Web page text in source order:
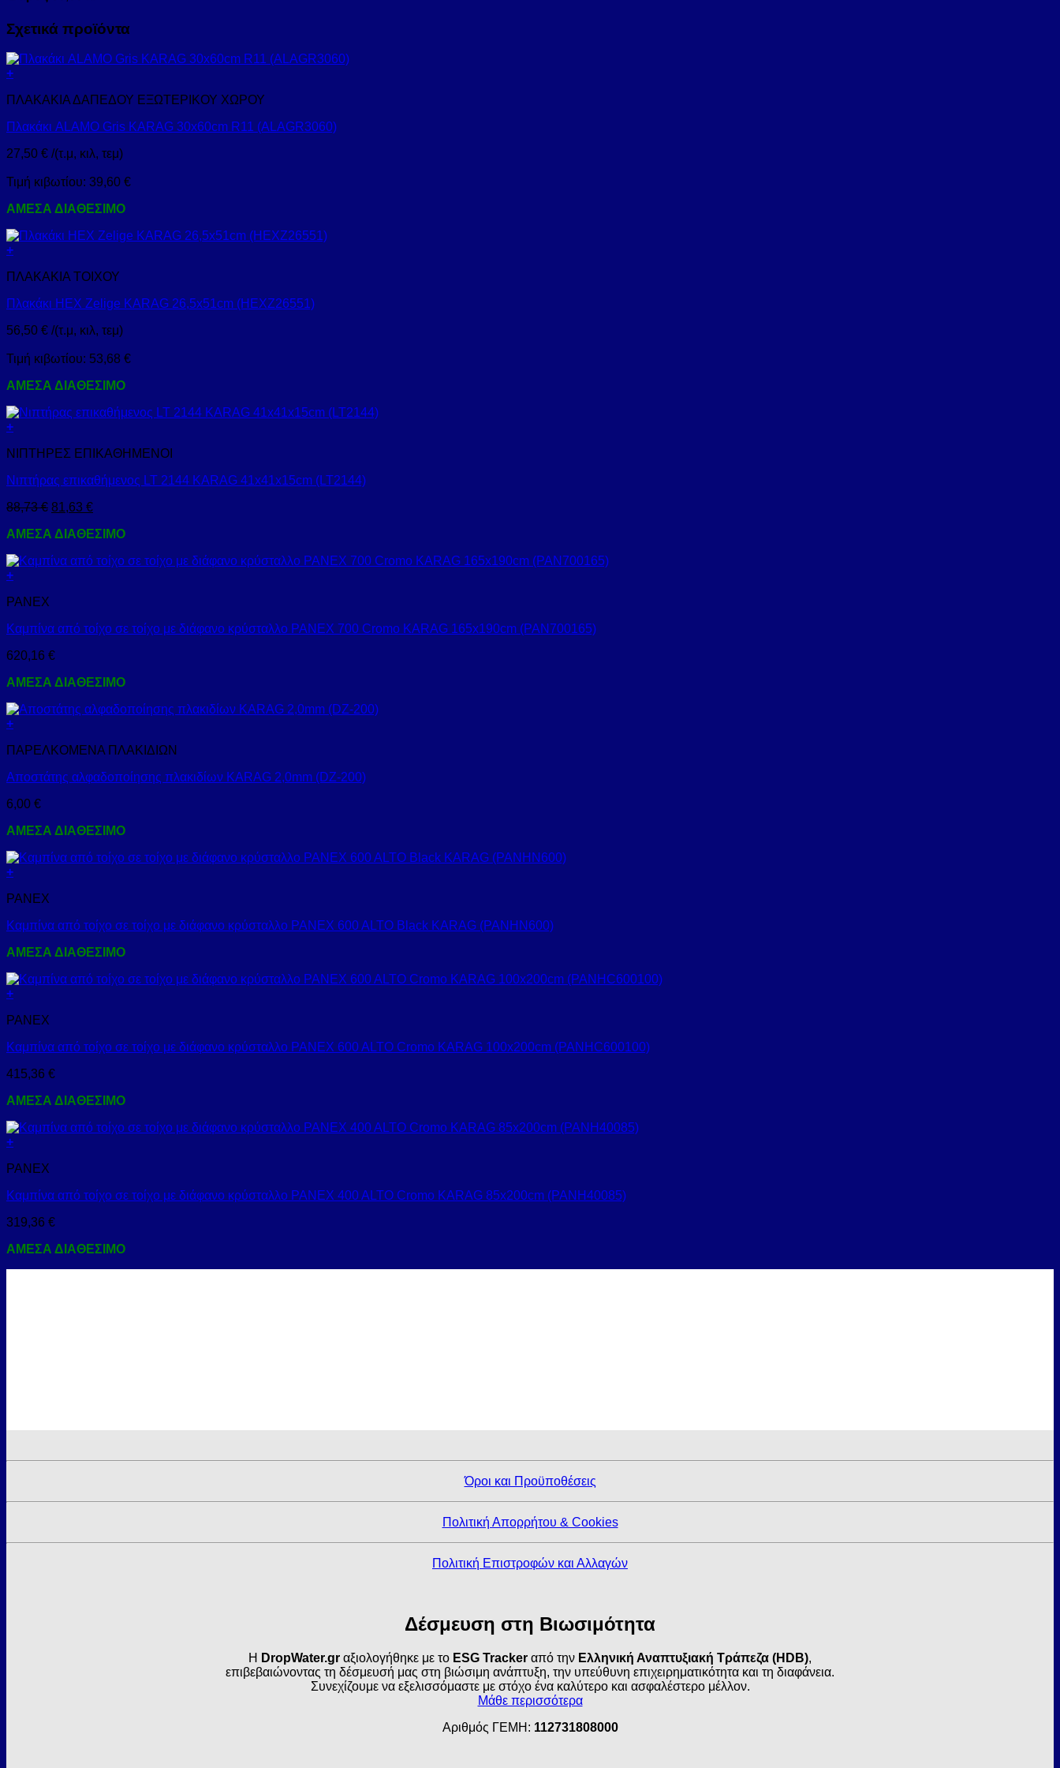
Σχετικά προϊόντα
+
ΠΛΑΚΑΚΙΑ ΔΑΠΕΔΟΥ ΕΞΩΤΕΡΙΚΟΥ ΧΩΡΟΥ
Πλακάκι ALAMO Gris KARAG 30x60cm R11 (ALAGR3060)
27,50 € /(τ.μ, κιλ, τεμ)
Τιμή κιβωτίου: 39,60 €
ΑΜΕΣΑ ΔΙΑΘΕΣΙΜΟ
+
ΠΛΑΚΑΚΙΑ ΤΟΙΧΟΥ
Πλακάκι HEX Zelige KARAG 26,5x51cm (HEXZ26551)
56,50 € /(τ.μ, κιλ, τεμ)
Τιμή κιβωτίου: 53,68 €
ΑΜΕΣΑ ΔΙΑΘΕΣΙΜΟ
+
ΝΙΠΤΗΡΕΣ ΕΠΙΚΑΘΗΜΕΝΟΙ
Νιπτήρας επικαθήμενος LT 2144 KARAG 41x41x15cm (LT2144)
88,73€ 81,63 €
ΑΜΕΣΑ ΔΙΑΘΕΣΙΜΟ
+
PANEX
Καμπίνα από τοίχο σε τοίχο με διάφανο κρύσταλλο PANEX 700 Cromo KARAG 165x190cm (PAN700165)
620,16 €
ΑΜΕΣΑ ΔΙΑΘΕΣΙΜΟ
+
ΠΑΡΕΛΚΟΜΕΝΑ ΠΛΑΚΙΔΙΩΝ
Αποστάτης αλφαδοποίησης πλακιδίων KARAG 2,0mm (DZ-200)
6,00 €
ΑΜΕΣΑ ΔΙΑΘΕΣΙΜΟ
+
PANEX
Καμπίνα από τοίχο σε τοίχο με διάφανο κρύσταλλο PANEX 600 ALTO Black KARAG (PANHN600)
ΑΜΕΣΑ ΔΙΑΘΕΣΙΜΟ
+
PANEX
Καμπίνα από τοίχο σε τοίχο με διάφανο κρύσταλλο PANEX 600 ALTO Cromo KARAG 100x200cm (PANHC600100)
415,36 €
ΑΜΕΣΑ ΔΙΑΘΕΣΙΜΟ
+
PANEX
Καμπίνα από τοίχο σε τοίχο με διάφανο κρύσταλλο PANEX 400 ALTO Cromo KARAG 85x200cm (PANH40085)
319,36 €
ΑΜΕΣΑ ΔΙΑΘΕΣΙΜΟ
Όροι και Προϋποθέσεις
Πολιτική Απορρήτου & Cookies
Πολιτική Επιστροφών και Αλλαγών
Δέσμευση στη Βιωσιμότητα
Η DropWater.gr αξιολογήθηκε με το ESG Tracker από την Ελληνική Αναπτυξιακή Τράπεζα (HDB),
επιβεβαιώνοντας τη δέσμευσή μας στη βιώσιμη ανάπτυξη, την υπεύθυνη επιχειρηματικότητα και τη διαφάνεια.
Συνεχίζουμε να εξελισσόμαστε με στόχο ένα καλύτερο και ασφαλέστερο μέλλον.
Μάθε περισσότερα
Αριθμός ΓΕΜΗ: 112731808000